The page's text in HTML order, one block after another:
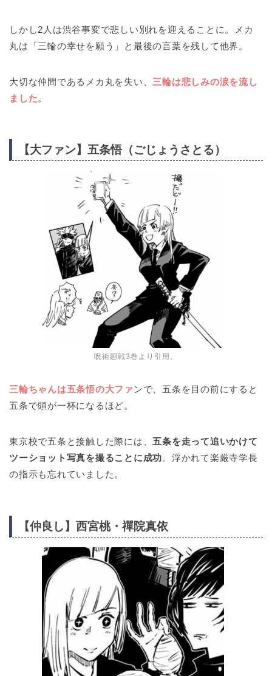
しかし2人は渋谷事変で悲しい別れを迎えることに。メカ
丸は「三輪の幸せを願う」と最後の言葉を残して他界。
大切な仲間であるメカ丸を失い、 三輪は悲しみの涙を流し
ました。
【大ファン】五条悟（ごじょうさとる）
呪術廻戦3巻より引用。
三輪ちゃんは五条悟の大ファ ンで、五条を目の前にすると
五条で頭が一杯になるほど。
東京校で五条と接触した際には、五条を走って追いかけて
ツーショット写真を撮ることに成功。浮かれて楽厳寺学長
の指示も忘れていました。
【仲良し】西宮桃・禪院真依